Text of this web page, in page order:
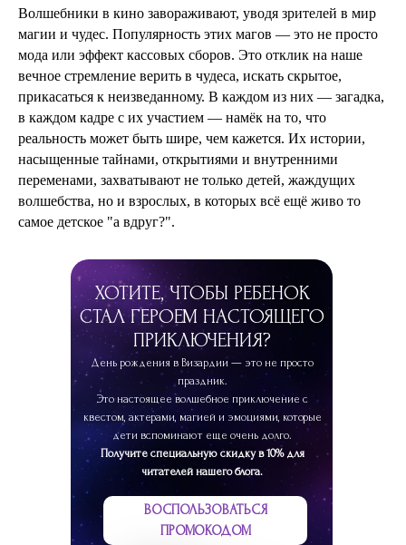
Волшебники в кино завораживают, уводя зрителей в мир
магии и чудес. Популярность этих магов — это не просто
мода или эффект кассовых сборов. Это отклик на наше
вечное стремление верить в чудеса, искать скрытое,
прикасаться к неизведанному. В каждом из них — загадка,
в каждом кадре с их участием — намёк на то, что
реальность может быть шире, чем кажется. Их истории,
насыщенные тайнами, открытиями и внутренними
переменами, захватывают не только детей, жаждущих
волшебства, но и взрослых, в которых всё ещё живо то
самое детское "а вдруг?".
ХОТИТЕ, ЧТОБЫ РЕБЕНОК
СТАЛ ГЕРОЕМ НАСТОЯЩЕГО
ПРИКЛЮЧЕНИЯ?
ВОСПОЛЬЗОВАТЬСЯ
ПРОМОКОДОМ
День рождения в Визардии — это не просто
праздник.
Это настоящее волшебное приключение с
квестом, актерами, магией и эмоциями, которые
дети вспоминают еще очень долго.
Получите специальную скидку в 10% для
читателей нашего блога.
ПРОМОКОД